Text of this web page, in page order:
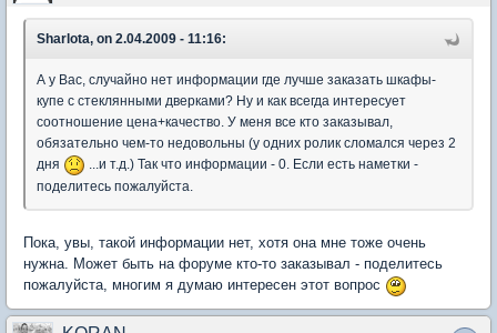
Sharlota, on 2.04.2009 - 11:16:
А у Вас, случайно нет информации где лучше заказать шкафы-
купе с стеклянными дверками? Ну и как всегда интересует
соотношение цена+качество. У меня все кто заказывал,
обязательно чем-то недовольны (у одних ролик сломался через 2
дня
...и т.д.) Так что информации - 0. Если есть наметки -
поделитесь пожалуйста.
Пока, увы, такой информации нет, хотя она мне тоже очень
нужна. Может быть на форуме кто-то заказывал - поделитесь
пожалуйста, многим я думаю интересен этот вопрос